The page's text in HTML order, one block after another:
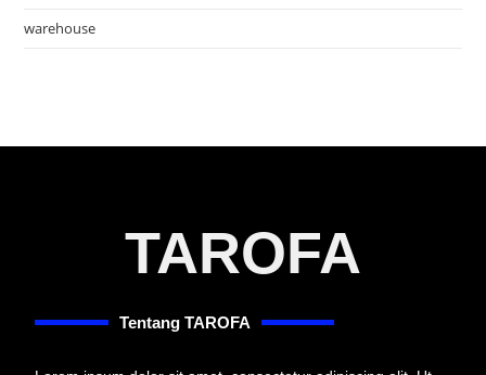
warehouse
TAROFA
Tentang TAROFA